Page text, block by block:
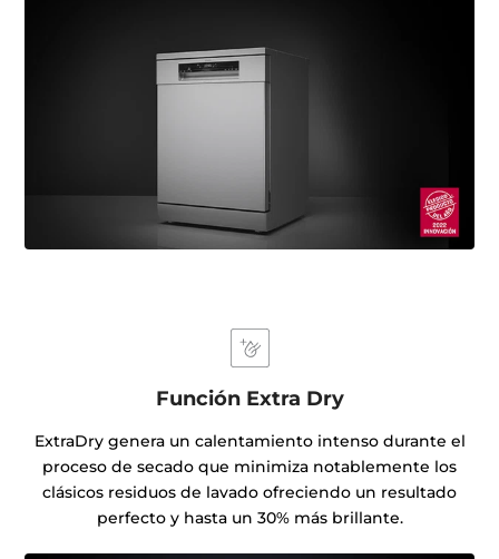
Función Extra Dry
ExtraDry genera un calentamiento intenso durante el
proceso de secado que minimiza notablemente los
clásicos residuos de lavado ofreciendo un resultado
perfecto y hasta un 30% más brillante.